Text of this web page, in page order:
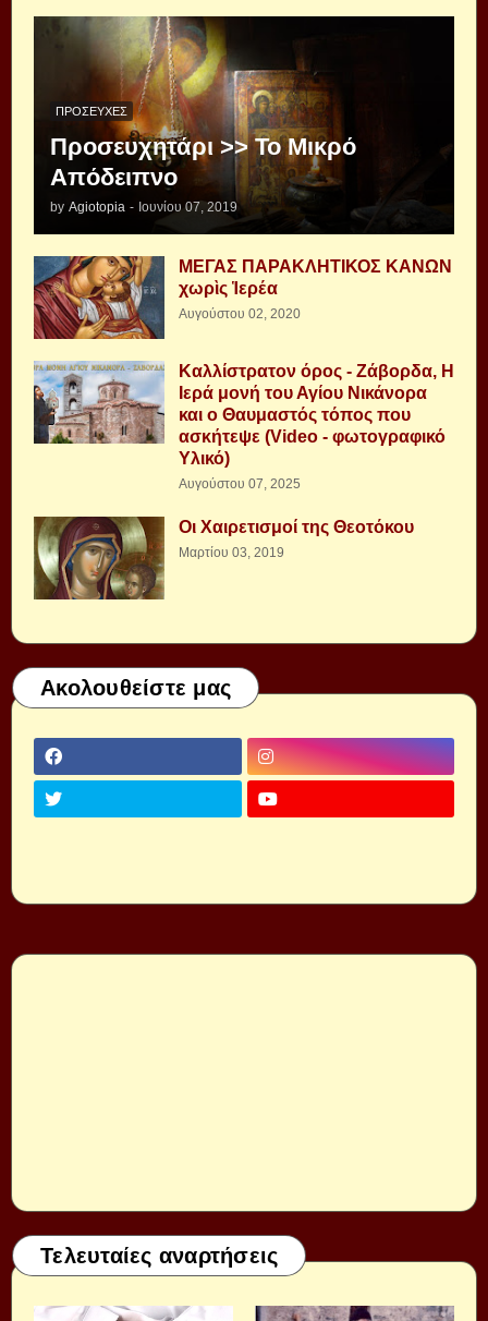
ΠΡΟΣΕΥΧΈΣ
Προσευχητάρι >> Το Μικρό
Απόδειπνο
by Agiotopia - Ιουνίου 07, 2019
ΜΕΓΑΣ ΠΑΡΑΚΛΗΤΙΚΟΣ ΚΑΝΩΝ
χωρὶς Ἱερέα
Αυγούστου 02, 2020
Καλλίστρατον όρος - Ζάβορδα, Η
Ιερά μονή του Αγίου Νικάνορα
και ο Θαυμαστός τόπος που
ασκήτεψε (Video - φωτογραφικό
Υλικό)
Αυγούστου 07, 2025
Οι Χαιρετισμοί της Θεοτόκου
Μαρτίου 03, 2019
Ακολουθείστε μας
Τελευταίες αναρτήσεις